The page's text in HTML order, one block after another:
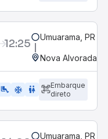
12:25 Umuarama, PR
Nova Alvorada
airline_seat_legroom_extra ac_unit wc
Embarque
direto
Umuarama, PR